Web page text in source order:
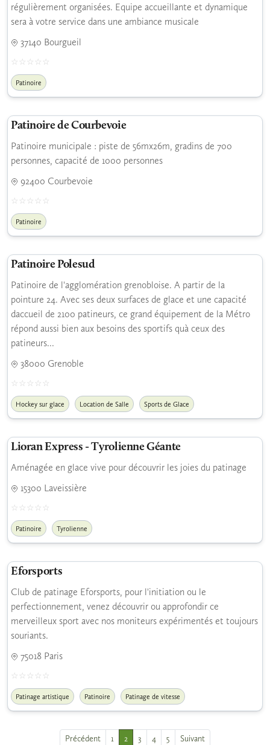
régulièrement organisées. Equipe accueillante et dynamique
sera à votre service dans une ambiance musicale
37140 Bourgueil
Patinoire
Patinoire de Courbevoie
Patinoire municipale : piste de 56mx26m, gradins de 700
personnes, capacité de 1000 personnes
92400 Courbevoie
Patinoire
Patinoire Polesud
Patinoire de l'agglomération grenobloise. A partir de la
pointure 24. Avec ses deux surfaces de glace et une capacité
daccueil de 2100 patineurs, ce grand équipement de la Métro
répond aussi bien aux besoins des sportifs quà ceux des
patineurs...
38000 Grenoble
Hockey sur glace Location de Salle Sports de Glace
Lioran Express - Tyrolienne Géante
Aménagée en glace vive pour découvrir les joies du patinage
15300 Laveissière
Patinoire Tyrolienne
Eforsports
Club de patinage Eforsports, pour l'initiation ou le
perfectionnement, venez découvrir ou approfondir ce
merveilleux sport avec nos moniteurs expérimentés et toujours
souriants.
75018 Paris
Patinage artistique Patinoire Patinage de vitesse
Précédent 1 2 3 4 5 Suivant